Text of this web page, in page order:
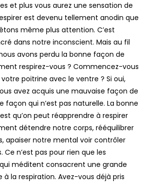
et plus vous aurez une sensation de
est devenu tellement anodin que
même plus attention. C’est
dans notre inconscient. Mais au fil
avons perdu la bonne façon de
respirez-vous ? Commencez-vous
poitrine avec le ventre ? Si oui,
avez acquis une mauvaise façon de
façon qui n’est pas naturelle. La bonne
qu’on peut réapprendre à respirer
détendre notre corps, rééquilibrer
apaiser notre mental voir contrôler
Ce n’est pas pour rien que les
méditent consacrent une grande
la respiration. Avez-vous déjà pris